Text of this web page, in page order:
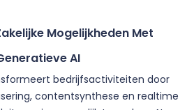
Mogelijkheden Met
AI
bedrijfsactiviteiten door
contentsynthese en realtime